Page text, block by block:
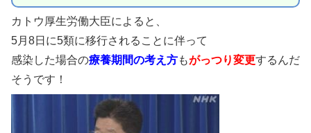
カトウ厚生労働大臣によると、
5月8日に5類に移行されることに伴って
感染した場合の療養期間の考え方もがっつり変更するんだ
そうです！